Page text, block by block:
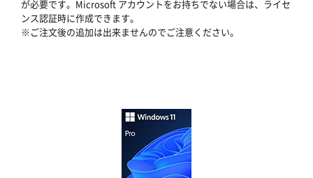
が必要です。Microsoft アカウントをお持ちでない場合は、ライセ
ンス認証時に作成できます。
※ご注文後の追加は出来ませんのでご注意ください。